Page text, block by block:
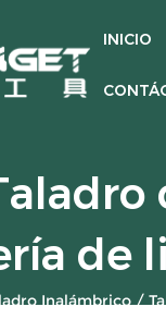
INICIO
de
Inalámbrico/